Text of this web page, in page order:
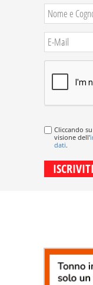
Cliccando
visione dell'
dati.